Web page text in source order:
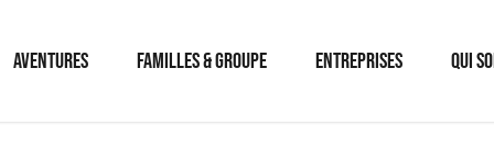
AVENTURES FAMILLES & GROUPE ENTREPRISES QUI
Panier